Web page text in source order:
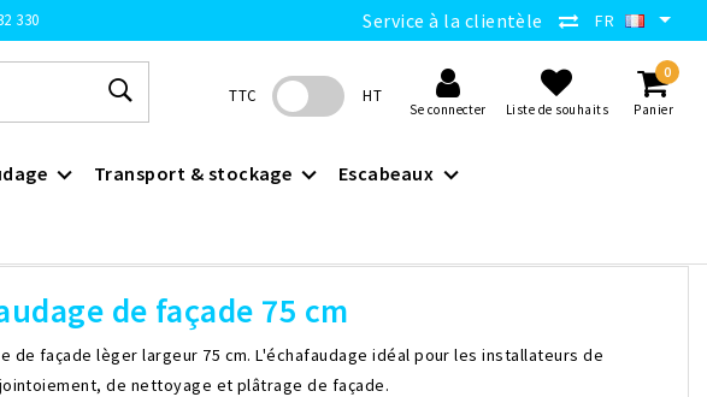
330 Service à la clientèle FR
TTC HT
Se connecter Liste de souhaits
0
Panier
Transport & stockage Escabeaux
de façade 75 cm
de façade lèger largeur 75 cm. L'échafaudage idéal pour les installateurs de
de nettoyage et plâtrage de façade.